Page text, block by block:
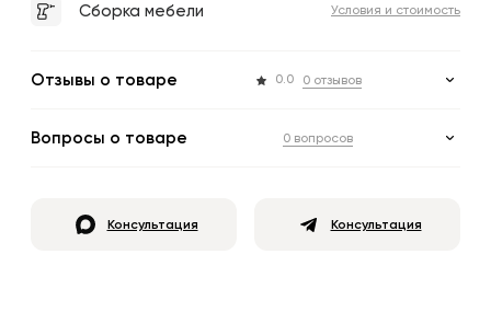
Сборка мебели Условия и стоимость
Отзывы о товаре 0.0 0 отзывов
Вопросы о товаре 0 вопросов
Консультация Консультация